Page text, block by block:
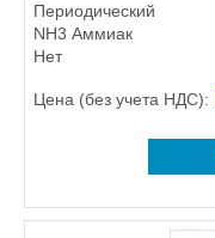
Периодический
NH3 Аммиак
Нет
Цена (без учета НДС):